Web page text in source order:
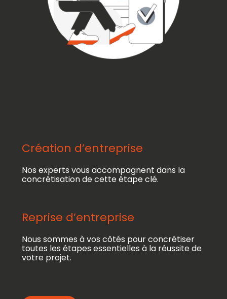
Création d’entreprise
Nos experts vous accompagnent dans la
concrétisation de cette étape clé.
Reprise d’entreprise
Nous sommes à vos côtés pour concrétiser
toutes les étapes essentielles à la réussite de
votre projet.